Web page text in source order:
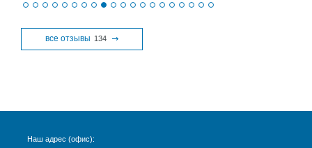
все отзывы 134
Наш адрес (офис):